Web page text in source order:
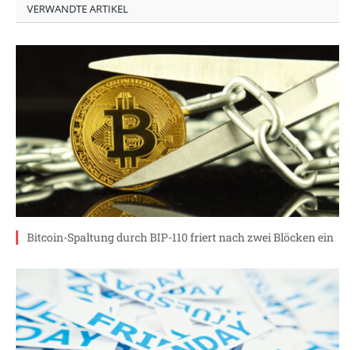
VERWANDTE ARTIKEL
Bitcoin-Spaltung durch BIP-110 friert nach zwei Blöcken ein